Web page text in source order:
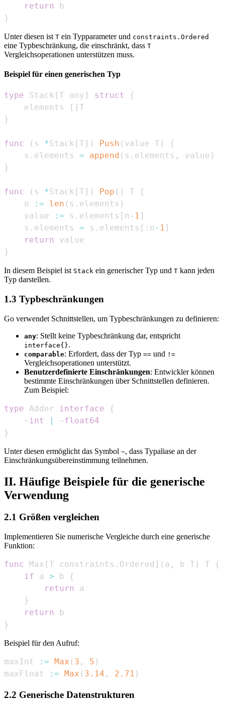
return
}
Unter diesen ist T ein Typparameter und constraints.Ordered
eine Typbeschränkung, die einschränkt, dass T
Vergleichsoperationen unterstützen muss.
Beispiel für einen generischen Typ
type Stack [T any ] struct
{
    elements
[ ]
}
func ( s *Stack [T ] ) Push ( value T )
{
    s
. elements = append ( s . elements , value )
}
func ( s *Stack [T ] ) Pop ( ) T
{
    n
:= len ( s . elements )
    value
:= s . elements [ n - 1 ]
    s
. elements = s . elements [ : n - 1 ]
return
}
In diesem Beispiel ist Stack ein generischer Typ und T kann jeden
Typ darstellen.
1.3 Typbeschränkungen
Go verwendet Schnittstellen, um Typbeschränkungen zu definieren:
any: Stellt keine Typbeschränkung dar, entspricht
interface{}.
comparable: Erfordert, dass der Typ == und !=
Vergleichsoperationen unterstützt.
Benutzerdefinierte Einschränkungen: Entwickler können
bestimmte Einschränkungen über Schnittstellen definieren.
Zum Beispiel:
type Adder interface
{
    ~
int | ~float64
}
Unter diesen ermöglicht das Symbol ~, dass Typaliase an der
Einschränkungsübereinstimmung teilnehmen.
II. Häufige Beispiele für die generische
Verwendung
2.1 Größen vergleichen
Implementieren Sie numerische Vergleiche durch eine generische
Funktion:
func Max [T constraints . Ordered ] ( a , b T ) T
{
if a > b
{
return
}
return
}
Beispiel für den Aufruf:
maxInt := Max ( 3 , 5 )
maxFloat
:= Max ( 3.14 , 2.71 )
2.2 Generische Datenstrukturen